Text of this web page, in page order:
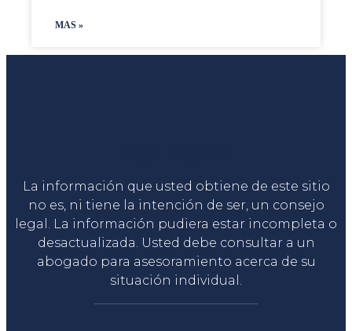
MAS »
La información que usted obtiene de este sitio
no es, ni tiene la intención de ser, un consejo
legal. La información pudiera estar incompleta o
desactualizada. Usted debe consultar a un
abogado para asesoramiento acerca de su
situación individual.